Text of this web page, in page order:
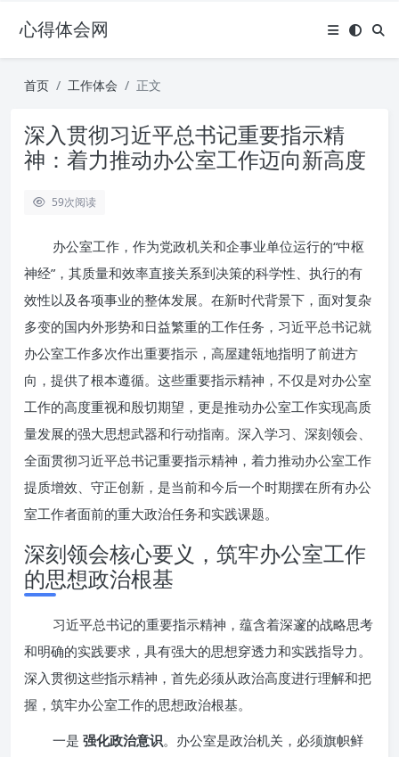
心得体会网
首页 工作体会 正文
深入贯彻习近平总书记重要指示精
神：着力推动办公室工作迈向新高度
59次阅读
办公室工作，作为党政机关和企事业单位运行的“中枢
神经”，其质量和效率直接关系到决策的科学性、执行的有
效性以及各项事业的整体发展。在新时代背景下，面对复杂
多变的国内外形势和日益繁重的工作任务，习近平总书记就
办公室工作多次作出重要指示，高屋建瓴地指明了前进方
向，提供了根本遵循。这些重要指示精神，不仅是对办公室
工作的高度重视和殷切期望，更是推动办公室工作实现高质
量发展的强大思想武器和行动指南。深入学习、深刻领会、
全面贯彻习近平总书记重要指示精神，着力推动办公室工作
提质增效、守正创新，是当前和今后一个时期摆在所有办公
室工作者面前的重大政治任务和实践课题。
深刻领会核心要义，筑牢办公室工作
的思想政治根基
习近平总书记的重要指示精神，蕴含着深邃的战略思考
和明确的实践要求，具有强大的思想穿透力和实践指导力。
深入贯彻这些指示精神，首先必须从政治高度进行理解和把
握，筑牢办公室工作的思想政治根基。
一是 强化政治意识。办公室是政治机关，必须旗帜鲜